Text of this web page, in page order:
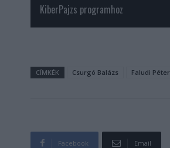
KiberPajzs programhoz
CÍMKÉK Csurgó Balázs Faludi Péter
Facebook Email